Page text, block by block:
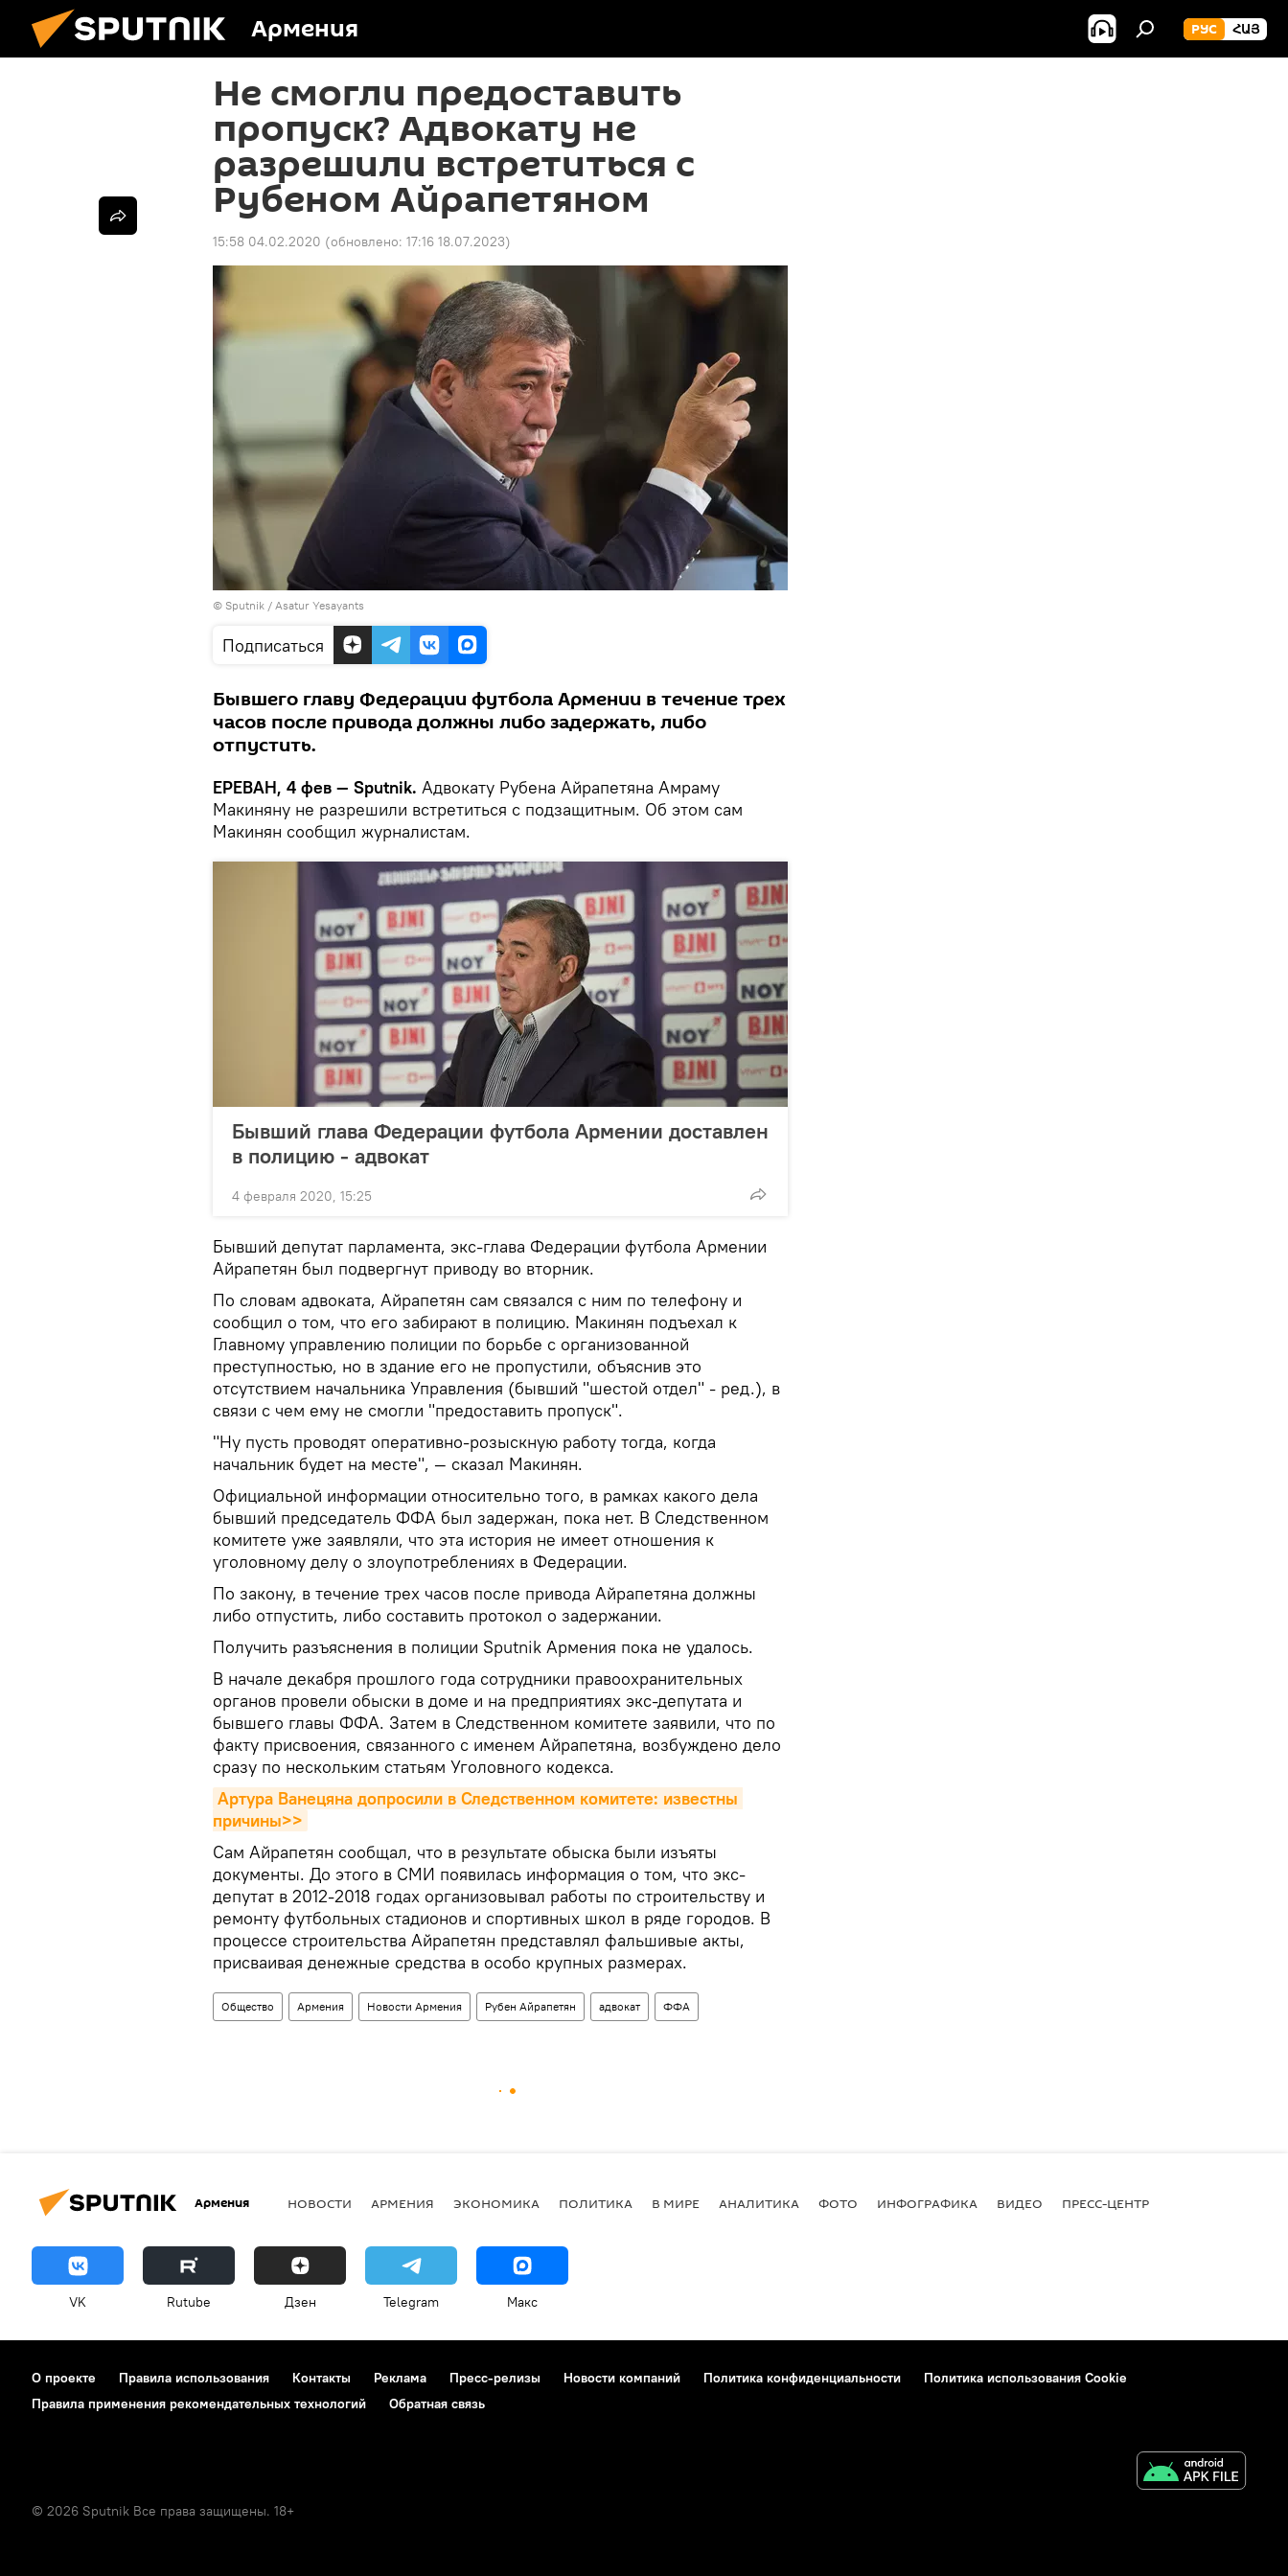
Армения РУС ՀԱՅ
Не смогли предоставить
пропуск? Адвокату не
разрешили встретиться с
Рубеном Айрапетяном
15:58 04.02.2020 (обновлено: 17:16 18.07.2023)
© Sputnik / Asatur Yesayants
Подписаться
Бывшего главу Федерации футбола Армении в течение трех
часов после привода должны либо задержать, либо
отпустить.
ЕРЕВАН, 4 фев — Sputnik. Адвокату Рубена Айрапетяна Амраму
Макиняну не разрешили встретиться с подзащитным. Об этом сам
Макинян сообщил журналистам.
Бывший глава Федерации футбола Армении доставлен
в полицию - адвокат
4 февраля 2020, 15:25
Бывший депутат парламента, экс-глава Федерации футбола Армении
Айрапетян был подвергнут приводу во вторник.
По словам адвоката, Айрапетян сам связался с ним по телефону и
сообщил о том, что его забирают в полицию. Макинян подъехал к
Главному управлению полиции по борьбе с организованной
преступностью, но в здание его не пропустили, объяснив это
отсутствием начальника Управления (бывший "шестой отдел" - ред.), в
связи с чем ему не смогли "предоставить пропуск".
"Ну пусть проводят оперативно-розыскную работу тогда, когда
начальник будет на месте", — сказал Макинян.
Официальной информации относительно того, в рамках какого дела
бывший председатель ФФА был задержан, пока нет. В Следственном
комитете уже заявляли, что эта история не имеет отношения к
уголовному делу о злоупотреблениях в Федерации.
По закону, в течение трех часов после привода Айрапетяна должны
либо отпустить, либо составить протокол о задержании.
Получить разъяснения в полиции Sputnik Армения пока не удалось.
В начале декабря прошлого года сотрудники правоохранительных
органов провели обыски в доме и на предприятиях экс-депутата и
бывшего главы ФФА. Затем в Следственном комитете заявили, что по
факту присвоения, связанного с именем Айрапетяна, возбуждено дело
сразу по нескольким статьям Уголовного кодекса.
Артура Ванецяна допросили в Следственном комитете: известны
причины>>
Сам Айрапетян сообщал, что в результате обыска были изъяты
документы. До этого в СМИ появилась информация о том, что экс-
депутат в 2012-2018 годах организовывал работы по строительству и
ремонту футбольных стадионов и спортивных школ в ряде городов. В
процессе строительства Айрапетян представлял фальшивые акты,
присваивая денежные средства в особо крупных размерах.
Общество Армения Новости Армения Рубен Айрапетян адвокат ФФА
Армения НОВОСТИ АРМЕНИЯ ЭКОНОМИКА ПОЛИТИКА В МИРЕ АНАЛИТИКА ФОТО ИНФОГРАФИКА ВИДЕО ПРЕСС-ЦЕНТР
VK Rutube Дзен Telegram Макс
О проекте Правила использования Контакты Реклама Пресс-релизы Новости компаний Политика конфиденциальности
Политика использования Cookie
Правила применения рекомендательных технологий
Обратная связь
© 2026 Sputnik Все права защищены. 18+